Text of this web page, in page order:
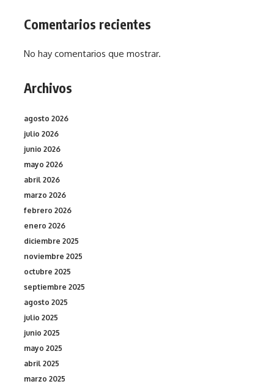
Comentarios recientes
No hay comentarios que mostrar.
Archivos
agosto 2026
julio 2026
junio 2026
mayo 2026
abril 2026
marzo 2026
febrero 2026
enero 2026
diciembre 2025
noviembre 2025
octubre 2025
septiembre 2025
agosto 2025
julio 2025
junio 2025
mayo 2025
abril 2025
marzo 2025